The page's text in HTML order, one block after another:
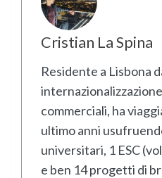
Cristian La Spina
Residente a Lisbona
commerciali, ha
ultimo anni
universitari, 1 ESC
e ben 14 progetti di